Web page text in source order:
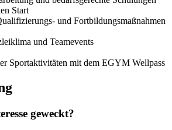
Start
und Fortbildungsmaßnahmen
und Teamevents
Sportaktivitäten mit dem EGYM Wellpass
geweckt?